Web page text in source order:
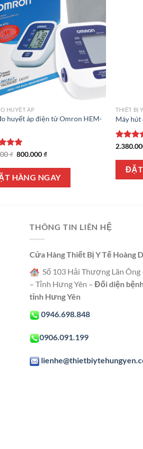
HUYẾT ÁP
huyết áp điện tử Omron HEM-
₫ Giá
là:
940.000 ₫.
800.000₫Giá
tại
là:
800.000 ₫.
HÀNG NGAY
THIẾT BỊ
Máy hút
Được
5 sao
ĐẶT
THÔNG TIN LIÊN HỆ
Cửa Hàng Thiết Bị Y Tế Hoàng
Số 103 Hải Thượng Lãn Ông
– Tỉnh Hưng Yên – Đối diện
tỉnh Hưng Yên
0946.698.848
0906.091.199